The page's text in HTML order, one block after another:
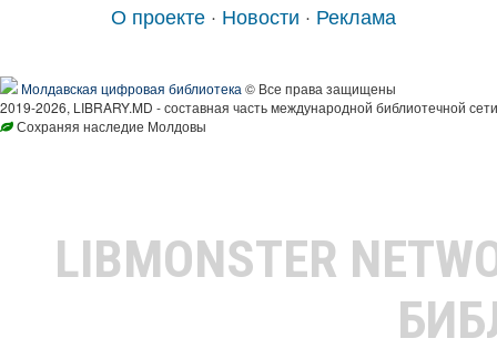
О проекте · Новости · Реклама
Молдавская цифровая библиотека © Все права защищены
2019-2026, LIBRARY.MD - составная часть международной библиотечной
Сохраняя наследие Молдовы
LIBMONSTER